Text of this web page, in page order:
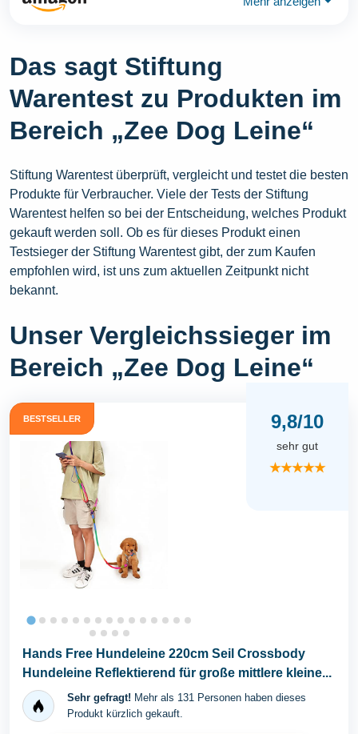
Das sagt Stiftung
Warentest zu Produkten im
Bereich „Zee Dog Leine“
Stiftung Warentest überprüft, vergleicht und testet die besten
Produkte für Verbraucher. Viele der Tests der Stiftung
Warentest helfen so bei der Entscheidung, welches Produkt
gekauft werden soll. Ob es für dieses Produkt einen
Testsieger der Stiftung Warentest gibt, der zum Kaufen
empfohlen wird, ist uns zum aktuellen Zeitpunkt nicht
bekannt.
Unser Vergleichssieger im
Bereich „Zee Dog Leine“
BESTSELLER 9,8/10
sehr gut
★★★★★
Hands Free Hundeleine 220cm Seil Crossbody
Hundeleine Reflektierend für große mittlere kleine...
Sehr gefragt! Mehr als 131 Personen haben dieses
Produkt kürzlich gekauft.